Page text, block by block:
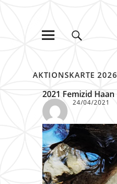
AKTIONSKARTE 2026
2021 Femizid Haan
24/04/2021